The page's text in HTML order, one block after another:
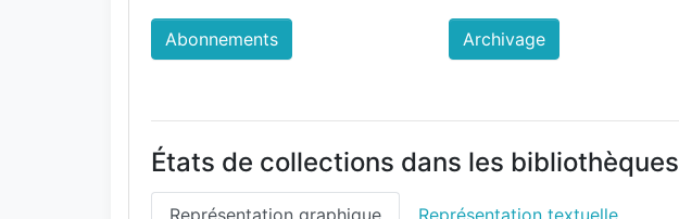
Abonnements Archivage
États de collections dans les bibliothèques
Représentation graphique Représentation textuelle